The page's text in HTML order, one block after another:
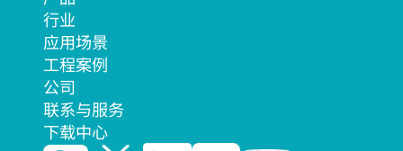
行业
应用场景
工程案例
公司
联系与服务
下载中心